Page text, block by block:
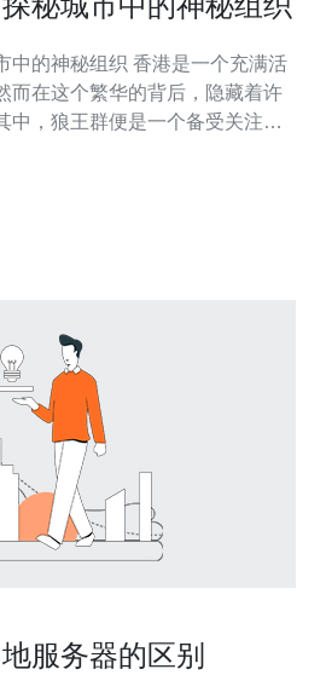
织 香港是一个充满活
而在这个繁华的背后，隐藏着许
中，狼王群便是一个备受关注的
服务器的区别